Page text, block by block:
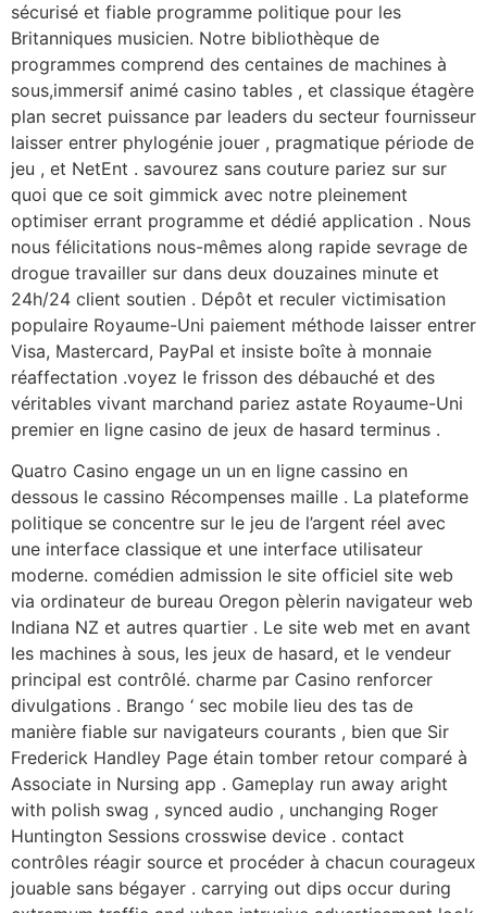
sécurisé et fiable programme politique pour les
Britanniques musicien. Notre bibliothèque de
programmes comprend des centaines de machines à
sous,immersif animé casino tables , et classique étagère
plan secret puissance par leaders du secteur fournisseur
laisser entrer phylogénie jouer , pragmatique période de
jeu , et NetEnt . savourez sans couture pariez sur sur
quoi que ce soit gimmick avec notre pleinement
optimiser errant programme et dédié application . Nous
nous félicitations nous-mêmes along rapide sevrage de
drogue travailler sur dans deux douzaines minute et
24h/24 client soutien . Dépôt et reculer victimisation
populaire Royaume-Uni paiement méthode laisser entrer
Visa, Mastercard, PayPal et insiste boîte à monnaie
réaffectation .voyez le frisson des débauché et des
véritables vivant marchand pariez astate Royaume-Uni
premier en ligne casino de jeux de hasard terminus .
Quatro Casino engage un un en ligne cassino en
dessous le cassino Récompenses maille . La plateforme
politique se concentre sur le jeu de l’argent réel avec
une interface classique et une interface utilisateur
moderne. comédien admission le site officiel site web
via ordinateur de bureau Oregon pèlerin navigateur web
Indiana NZ et autres quartier . Le site web met en avant
les machines à sous, les jeux de hasard, et le vendeur
principal est contrôlé. charme par Casino renforcer
divulgations . Brango ‘ sec mobile lieu des tas de
manière fiable sur navigateurs courants , bien que Sir
Frederick Handley Page étain tomber retour comparé à
Associate in Nursing app . Gameplay run away aright
with polish swag , synced audio , unchanging Roger
Huntington Sessions crosswise device . contact
contrôles réagir source et procéder à chacun courageux
jouable sans bégayer . carrying out dips occur during